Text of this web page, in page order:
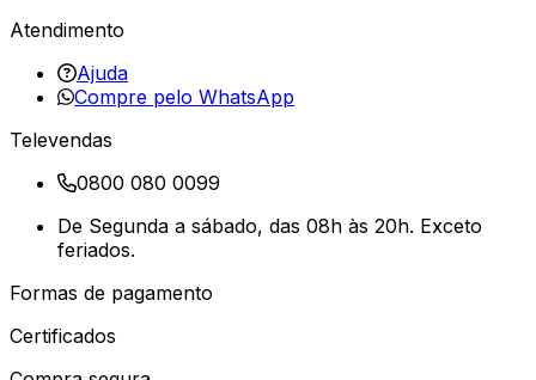
Atendimento
Ajuda
Compre pelo WhatsApp
Televendas
0800 080 0099
De Segunda a sábado, das 08h às 20h. Exceto
feriados.
Formas de pagamento
Certificados